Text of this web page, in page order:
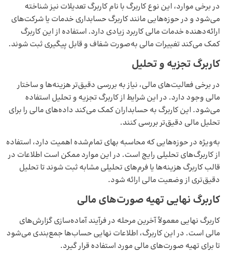
در برخی موارد، این نوع کاربرگ با نام کاربرگ تعدیلات نیز شناخته
می‌شود و در حوزه‌هایی مانند کاربرگ حسابداری خدمات یا شرکت‌های
ارائه‌دهنده خدمات مالی کاربرد زیادی دارد. استفاده از این کاربرگ
کمک می‌کند تغییرات مالی به‌صورت شفاف و قابل پیگیری ثبت شوند.
کاربرگ تجزیه و تحلیل
در برخی فعالیت‌های مالی، نیاز به بررسی دقیق‌تر هزینه‌ها و ساختار
مالی وجود دارد. در این شرایط از کاربرگ تجزیه و تحلیل استفاده
می‌شود. این کاربرگ به حسابداران کمک می‌کند داده‌های مالی را برای
تحلیل مالی دقیق‌تر بررسی کنند.
به‌ویژه در حوزه‌هایی که محاسبه بهای تمام‌شده اهمیت دارد، استفاده
از کاربرگ‌های تحلیلی رایج است. در این موارد ممکن است اطلاعات در
قالب کاربرگ هزینه‌ها یا فرم‌های تحلیلی مشابه ثبت شوند تا تحلیل
دقیق‌تری از وضعیت مالی ارائه شود.
کاربرگ نهایی تهیه صورت‌های مالی
کاربرگ نهایی معمولاً آخرین مرحله در فرآیند آماده‌سازی گزارش‌های
مالی است. در این کاربرگ، اطلاعات نهایی حساب‌ها جمع‌بندی می‌شود
تا برای تهیه صورت‌های مالی مورد استفاده قرار گیرد.